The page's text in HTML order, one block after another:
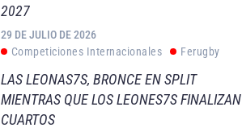
2027
29 DE JULIO DE 2026
Competiciones Internacionales
Ferugby
LAS LEONAS7S, BRONCE EN SPLIT
MIENTRAS QUE LOS LEONES7S FINALIZAN
CUARTOS